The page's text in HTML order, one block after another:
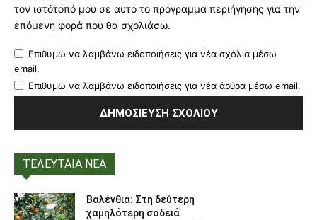
τον ιστότοπό μου σε αυτό το πρόγραμμα περιήγησης για την
επόμενη φορά που θα σχολιάσω.
Επιθυμώ να λαμβάνω ειδοποιήσεις για νέα σχόλια μέσω
email.
Επιθυμώ να λαμβάνω ειδοποιήσεις για νέα άρθρα μέσω email.
ΤΕΛΕΥΤΑΙΑ ΝΕΑ
Βαλένθια: Στη δεύτερη
χαμηλότερη σοδειά